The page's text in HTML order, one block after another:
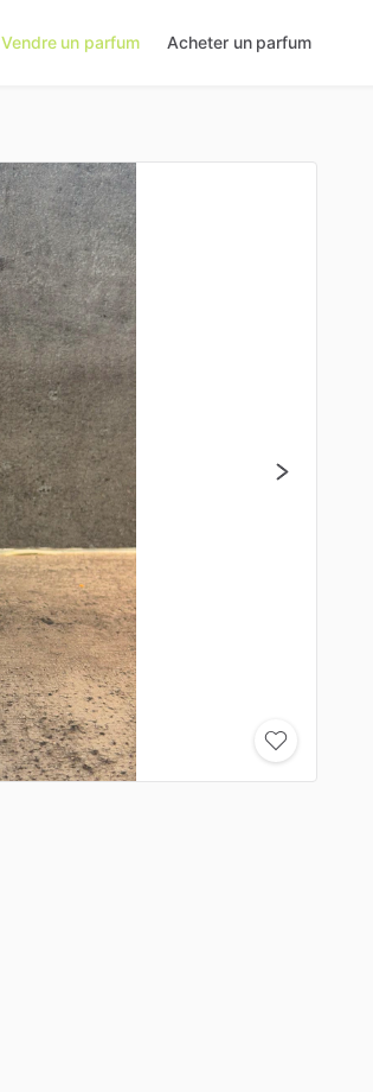
Vendre un parfum Acheter un parfum